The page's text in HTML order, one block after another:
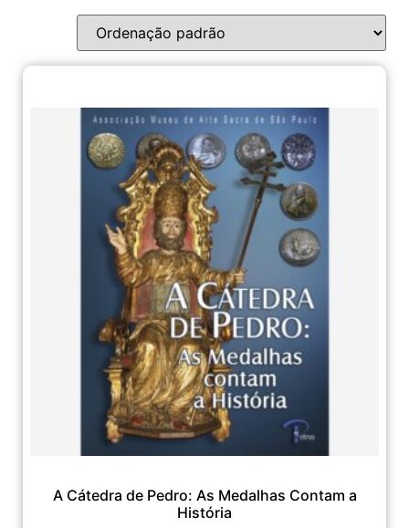
A Cátedra de Pedro: As Medalhas Contam a
História